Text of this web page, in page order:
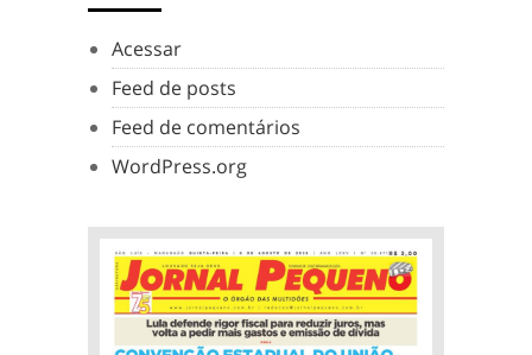
Acessar
Feed de posts
Feed de comentários
WordPress.org